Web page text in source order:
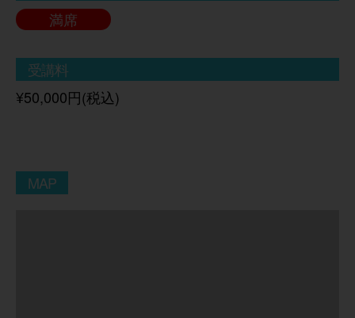
満席
受講料
¥50,000円(税込)
MAP